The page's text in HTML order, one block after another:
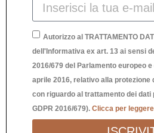
Prodotti
Autorizzo al TRATTAMENTO
dell'Informativa ex art. 13 ai sensi
2016/679 del Parlamento europeo
aprile 2016, relativo alla protezione
con riguardo al trattamento dei dati
GDPR 2016/679). Clicca per